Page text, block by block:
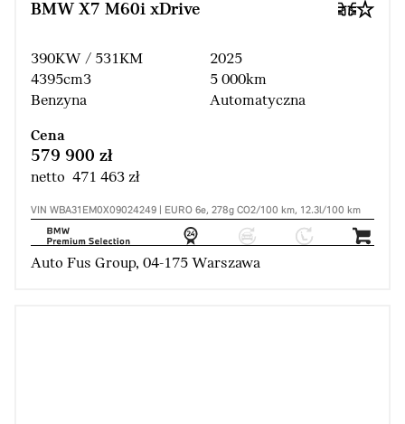
BMW X7 M60i xDrive
390KW / 531KM
4395cm3
Benzyna
2025
5 000km
Automatyczna
Cena
579 900 zł
netto 471 463 zł
VIN WBA31EM0X09024249 | EURO 6e, 278g CO2/100 km, 12.3l/100 km
Auto Fus Group, 04-175 Warszawa